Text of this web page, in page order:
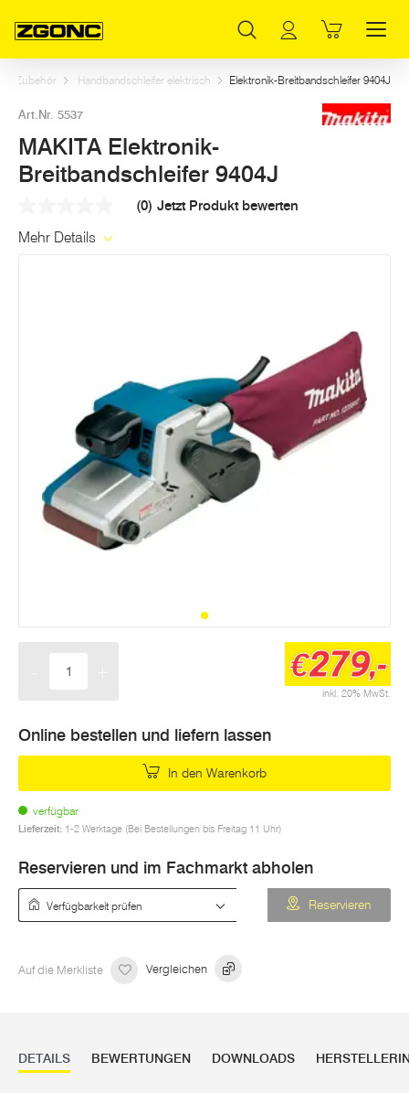
Zubehör Handbandschleifer elektrisch Elektronik-Breitbandschleifer 9404J
Art.Nr. 5537
MAKITA Elektronik-
Breitbandschleifer 9404J
Link
(0) Jetzt Produkt bewerten
Mehr Details
inkl. 20% MwSt.
€279,-
Online bestellen und liefern lassen
In den Warenkorb
verfügbar
Lieferzeit: 1-2 Werktage (Bei Bestellungen bis Freitag 11 Uhr)
Reservieren und im Fachmarkt abholen
Reservieren
Auf die Merkliste Vergleichen
DETAILS BEWERTUNGEN DOWNLOADS